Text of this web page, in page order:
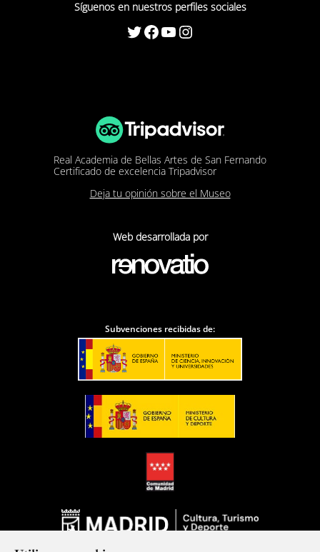
Síguenos en nuestros perfiles sociales
Twitter Facebook YouTube Instagram
Real Academia de Bellas Artes de San Fernando
Certificado de excelencia Tripadvisor
Deja tu opinión sobre el Museo
Web desarrollada por
Subvenciones recibidas de: